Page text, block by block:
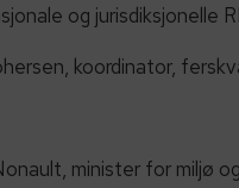
og jurisdiksjonelle
koordinator,
minister for miljø